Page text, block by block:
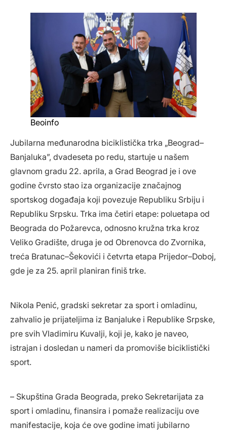
Beoinfo
Jubilarna međunarodna biciklistička trka „Beograd–
Banjaluka”, dvadeseta po redu, startuje u našem
glavnom gradu 22. aprila, a Grad Beograd je i ove
godine čvrsto stao iza organizacije značajnog
sportskog događaja koji povezuje Republiku Srbiju i
Republiku Srpsku. Trka ima četiri etape: poluetapa od
Beograda do Požarevca, odnosno kružna trka kroz
Veliko Gradište, druga je od Obrenovca do Zvornika,
treća Bratunac–Šekovići i četvrta etapa Prijedor–Doboj,
gde je za 25. april planiran finiš trke.
Nikola Penić, gradski sekretar za sport i omladinu,
zahvalio je prijateljima iz Banjaluke i Republike Srpske,
pre svih Vladimiru Kuvalji, koji je, kako je naveo,
istrajan i dosledan u nameri da promoviše biciklistički
sport.
– Skupština Grada Beograda, preko Sekretarijata za
sport i omladinu, finansira i pomaže realizaciju ove
manifestacije, koja će ove godine imati jubilarno